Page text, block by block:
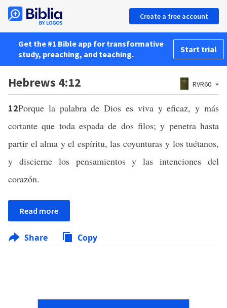
Create a free account
Get the #1 Bible app for transformative
study, preaching, and teaching.
Start trial
Hebrews 4:12 RVR60
12Porque la palabra de Dios es viva y eficaz, y más
cortante que toda espada de dos filos; y penetra hasta
partir el alma y el espíritu, las coyunturas y los tuétanos,
y discierne los pensamientos y las intenciones del
corazón.
Read more
Share Copy